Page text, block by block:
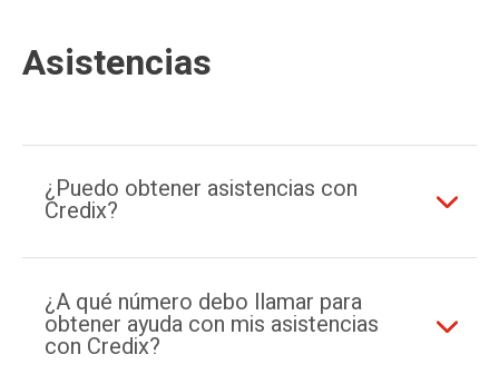
Asistencias
¿Puedo obtener asistencias con
Credix?
¿A qué número debo llamar para
obtener ayuda con mis asistencias
con Credix?